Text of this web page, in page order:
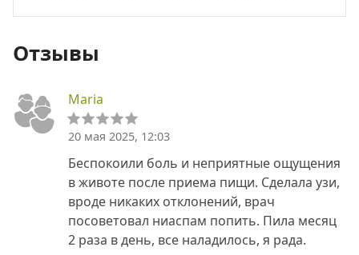
Отзывы
Maria
20 мая 2025, 12:03
Беспокоили боль и неприятные ощущения
в животе после приема пищи. Сделала узи,
вроде никаких отклонений, врач
посоветовал ниаспам попить. Пила месяц
2 раза в день, все наладилось, я рада.